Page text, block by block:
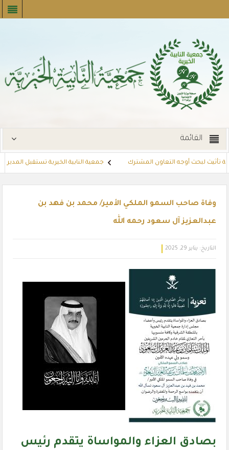
القائمة
تأثيث لبحث أوجه التعاون المشترك جمعية النابية الخيرية تستقبل المدير
وفاة صاحب السمو الملكي الأمير/ محمد بن فهد بن
عبدالعزيز آل سعود رحمه الله
التاريخ: يناير 29, 2025
بصادق العزاء والمواساة يتقدم رئيس